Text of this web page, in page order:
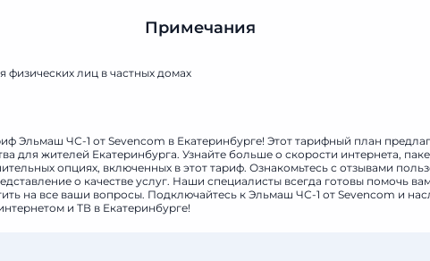
Примечания
физических лиц в частных домах
Эльмаш ЧС-1 от Sevencom в Екатеринбурге! Этот тарифный план
для жителей Екатеринбурга. Узнайте больше о скорости интернета,
опциях, включенных в этот тариф. Ознакомьтесь с отзывами
о качестве услуг. Наши специалисты всегда готовы помочь
на все ваши вопросы. Подключайтесь к Эльмаш ЧС-1 от Sevencom и
и ТВ в Екатеринбурге!